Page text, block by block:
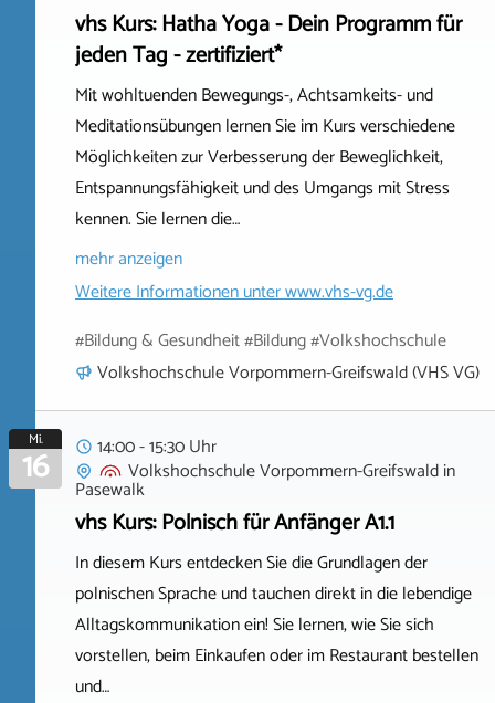
vhs Kurs: Hatha Yoga - Dein Programm für
jeden Tag - zertifiziert*
Mit wohltuenden Bewegungs-, Achtsamkeits- und
Meditationsübungen lernen Sie im Kurs verschiedene
Möglichkeiten zur Verbesserung der Beweglichkeit,
Entspannungsfähigkeit und des Umgangs mit Stress
kennen. Sie lernen die…
mehr anzeigen
Weitere Informationen unterwww.vhs-vg.de
#Bildung & Gesundheit #Bildung #Volkshochschule
Volkshochschule Vorpommern-Greifswald (VHS VG)
Mi.
16
14:00 - 15:30 Uhr
Volkshochschule Vorpommern-Greifswaldin
Pasewalk
vhs Kurs: Polnisch für Anfänger A1.1
In diesem Kurs entdecken Sie die Grundlagen der
polnischen Sprache und tauchen direkt in die lebendige
Alltagskommunikation ein! Sie lernen, wie Sie sich
vorstellen, beim Einkaufen oder im Restaurant bestellen
und…